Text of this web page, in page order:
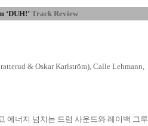
‘DUH!’Track Review
& Oskar Karlström), Calle Lehmann,
에너지 넘치는 드럼 사운드와 레이백 그루